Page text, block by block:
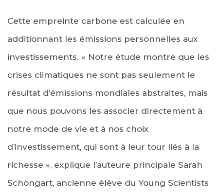
Cette empreinte carbone est calculée en
additionnant les émissions personnelles aux
investissements. « Notre étude montre que les
crises climatiques ne sont pas seulement le
résultat d’émissions mondiales abstraites, mais
que nous pouvons les associer directement à
notre mode de vie et à nos choix
d’investissement, qui sont à leur tour liés à la
richesse », explique l’auteure principale Sarah
Schöngart, ancienne élève du Young Scientists